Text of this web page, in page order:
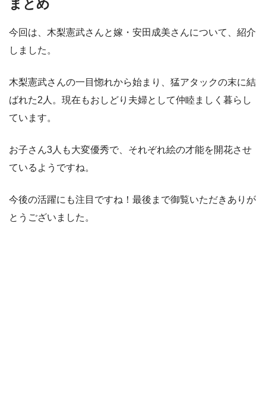
まとめ
今回は、木梨憲武さんと嫁・安田成美さんについて、紹介
しました。
木梨憲武さんの一目惚れから始まり、猛アタックの末に結
ばれた2人。現在もおしどり夫婦として仲睦ましく暮らし
ています。
お子さん3人も大変優秀で、それぞれ絵の才能を開花させ
ているようですね。
今後の活躍にも注目ですね！最後まで御覧いただきありが
とうございました。